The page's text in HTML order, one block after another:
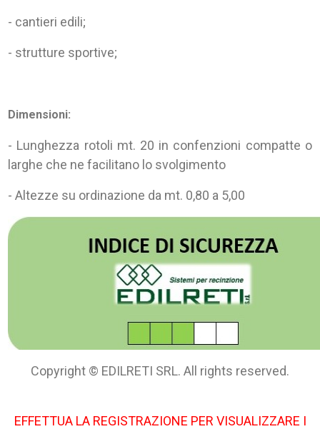
- cantieri edili;
- strutture sportive;
Dimensioni:
- Lunghezza rotoli mt. 20 in confenzioni compatte o
larghe che ne facilitano lo svolgimento
- Altezze su ordinazione da mt. 0,80 a 5,00
Copyright © EDILRETI SRL. All rights reserved.
EFFETTUA LA REGISTRAZIONE PER VISUALIZZARE I